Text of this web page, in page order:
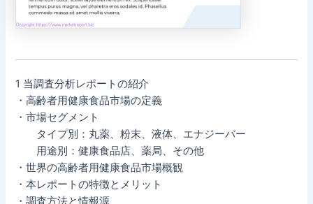
1 当調査分析レポートの紹介
・高齢者用健康食品市場の定義
・市場セグメント
タイプ別：丸薬、粉末、液体、エナジーバー
用途別：健康食品店、薬局、その他
・世界の高齢者用健康食品市場概観
・本レポートの特徴とメリット
・調査方法と情報源